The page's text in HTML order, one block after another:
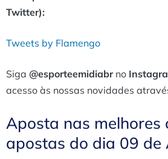
Twitter):
Tweets by Flamengo
Siga @esporteemidiabrno
acesso às nossas novidades
Aposta nas melhores
apostas do dia 09 de